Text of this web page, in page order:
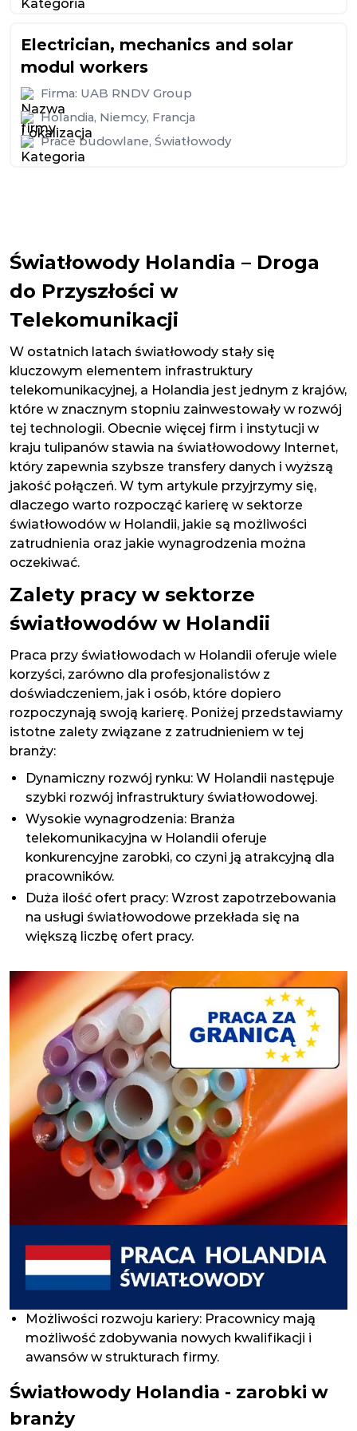
Electrician, mechanics and solar
modul workers
Firma: UAB RNDV Group
Holandia, Niemcy, Francja
Prace budowlane, Światłowody
Światłowody Holandia – Droga
do Przyszłości w
Telekomunikacji
W ostatnich latach światłowody stały się
kluczowym elementem infrastruktury
telekomunikacyjnej, a Holandia jest jednym z krajów,
które w znacznym stopniu zainwestowały w rozwój
tej technologii. Obecnie więcej firm i instytucji w
kraju tulipanów stawia na światłowodowy Internet,
który zapewnia szybsze transfery danych i wyższą
jakość połączeń. W tym artykule przyjrzymy się,
dlaczego warto rozpocząć karierę w sektorze
światłowodów w Holandii, jakie są możliwości
zatrudnienia oraz jakie wynagrodzenia można
oczekiwać.
Zalety pracy w sektorze
światłowodów w Holandii
Praca przy światłowodach w Holandii oferuje wiele
korzyści, zarówno dla profesjonalistów z
doświadczeniem, jak i osób, które dopiero
rozpoczynają swoją karierę. Poniżej przedstawiamy
istotne zalety związane z zatrudnieniem w tej
branży:
Dynamiczny rozwój rynku: W Holandii następuje
szybki rozwój infrastruktury światłowodowej.
Wysokie wynagrodzenia: Branża
telekomunikacyjna w Holandii oferuje
konkurencyjne zarobki, co czyni ją atrakcyjną dla
pracowników.
Duża ilość ofert pracy: Wzrost zapotrzebowania
na usługi światłowodowe przekłada się na
większą liczbę ofert pracy.
Możliwości rozwoju kariery: Pracownicy mają
możliwość zdobywania nowych kwalifikacji i
awansów w strukturach firmy.
Światłowody Holandia - zarobki w
branży